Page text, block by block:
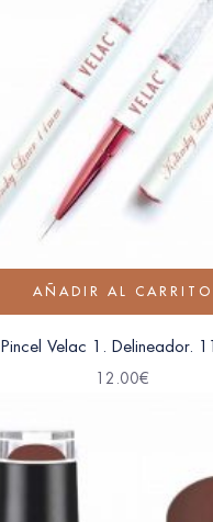
AÑADIR AL CARRITO
Pincel Velac 1. Delineador.
12.00€